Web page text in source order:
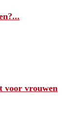
voor vrouwen